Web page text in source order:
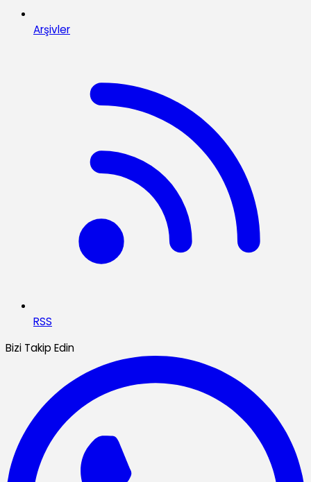
Arşivler
RSS
Bizi Takip Edin